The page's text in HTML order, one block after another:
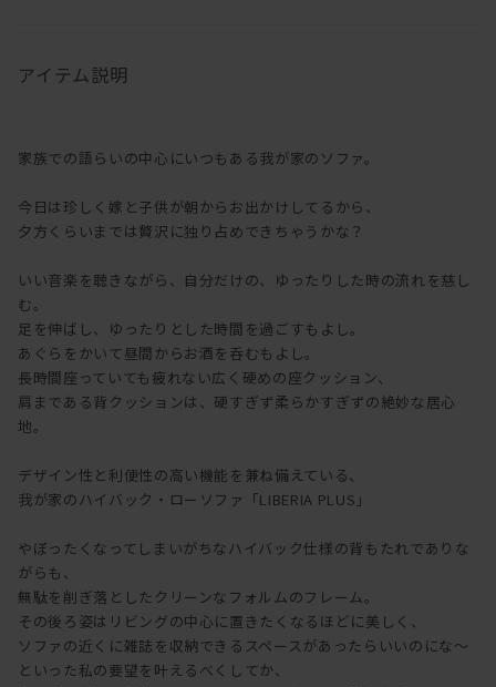
アイテム説明
家族での語らいの中心にいつもある我が家のソファ。
今日は珍しく嫁と子供が朝からお出かけしてるから、
夕方くらいまでは贅沢に独り占めできちゃうかな？
いい音楽を聴きながら、自分だけの、ゆったりした時の流れを慈し
む。
足を伸ばし、ゆったりとした時間を過ごすもよし。
あぐらをかいて昼間からお酒を呑むもよし。
長時間座っていても疲れない広く硬めの座クッション、
肩まである背クッションは、硬すぎず柔らかすぎずの絶妙な居心
地。
デザイン性と利便性の高い機能を兼ね備えている、
我が家のハイバック・ローソファ「LIBERIA PLUS」
やぼったくなってしまいがちなハイバック仕様の背もたれでありな
がらも、
無駄を削ぎ落としたクリーンなフォルムのフレーム。
その後ろ姿はリビングの中心に置きたくなるほどに美しく、
ソファの近くに雑誌を収納できるスペースがあったらいいのにな～
といった私の要望を叶えるべくしてか、